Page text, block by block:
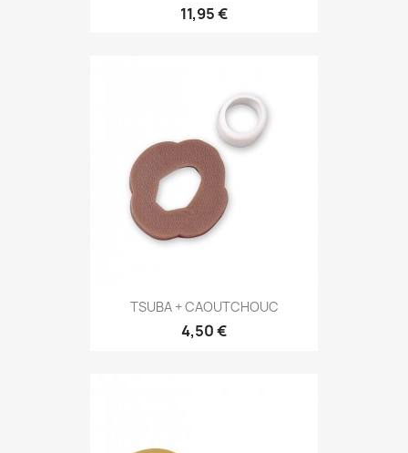
11,95 €
Aperçu rapide
TSUBA + CAOUTCHOUC
4,50 €